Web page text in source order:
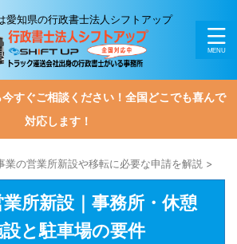
愛知県の行政書士法人シフトアップ
すぐご相談ください！全国どこでも喜んで
対応します！
業の営業所新設や移転に必要な申請を解説 >
所新設｜事務所・休憩
と駐車場の要件